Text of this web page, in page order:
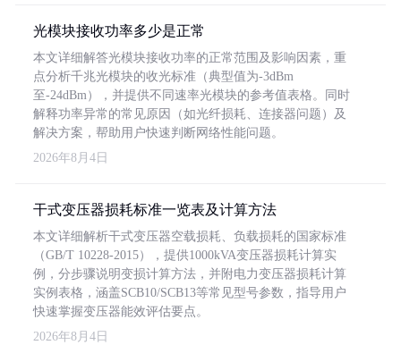
光模块接收功率多少是正常
本文详细解答光模块接收功率的正常范围及影响因素，重
点分析千兆光模块的收光标准（典型值为-3dBm
至-24dBm），并提供不同速率光模块的参考值表格。同时
解释功率异常的常见原因（如光纤损耗、连接器问题）及
解决方案，帮助用户快速判断网络性能问题。
2026年8月4日
干式变压器损耗标准一览表及计算方法
本文详细解析干式变压器空载损耗、负载损耗的国家标准
（GB/T 10228-2015），提供1000kVA变压器损耗计算实
例，分步骤说明变损计算方法，并附电力变压器损耗计算
实例表格，涵盖SCB10/SCB13等常见型号参数，指导用户
快速掌握变压器能效评估要点。
2026年8月4日